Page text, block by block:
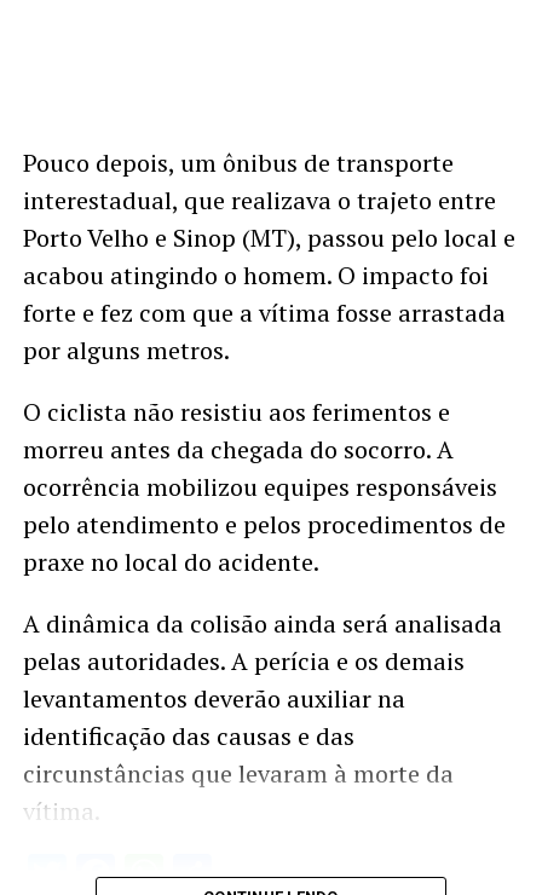
Pouco depois, um ônibus de transporte
interestadual, que realizava o trajeto entre
Porto Velho e Sinop (MT), passou pelo local e
acabou atingindo o homem. O impacto foi
forte e fez com que a vítima fosse arrastada
por alguns metros.
O ciclista não resistiu aos ferimentos e
morreu antes da chegada do socorro. A
ocorrência mobilizou equipes responsáveis
pelo atendimento e pelos procedimentos de
praxe no local do acidente.
A dinâmica da colisão ainda será analisada
pelas autoridades. A perícia e os demais
levantamentos deverão auxiliar na
identificação das causas e das
circunstâncias que levaram à morte da
vítima.
Twitter
Facebook
WhatsApp
Share